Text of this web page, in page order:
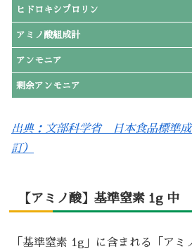
ヒドロキシプロリン
アミノ酸組成計
アンモニア
剰余アンモニア
出典：文部科学省 日本食品標準
訂）
【アミノ酸】基準窒素 1g 中
「基準窒素 1g」に含まれる「アミ